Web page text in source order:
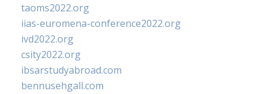
taoms2022.org
iias-euromena-conference2022.org
ivd2022.org
csity2022.org
ibsarstudyabroad.com
bennusehgall.com